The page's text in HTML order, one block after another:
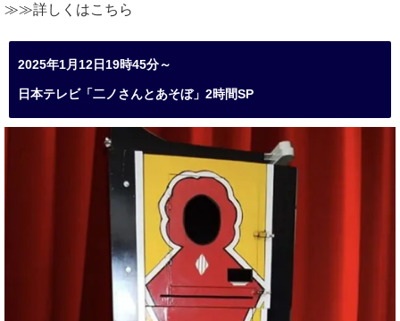
≫≫詳しくはこちら
2025年1月12日19時45分～
日本テレビ「二ノさんとあそぼ」2時間SP